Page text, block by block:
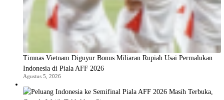
Timnas Vietnam Diguyur Bonus Miliaran Rupiah Usai Permalukan
Indonesia di Piala AFF 2026
Agustus 5, 2026